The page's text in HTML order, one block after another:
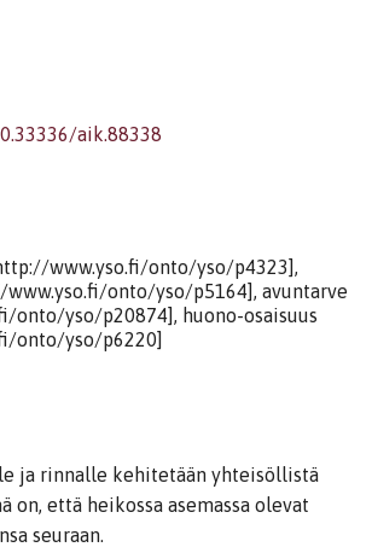
aik.88338
www.yso.fi/onto/yso/p4323],
onto/yso/p5164], avuntarve
onto/yso/p20874], huono-osaisuus
onto/yso/p6220]
ja rinnalle kehitetään yhteisöllistä
on, että heikossa asemassa olevat
seuraan.